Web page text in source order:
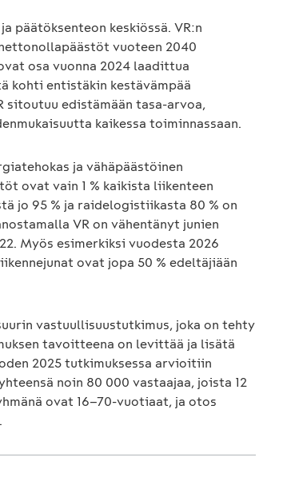
päätöksenteon keskiössä. VR:n
vuoteen 2040
osa vuonna 2024 laadittua
kohti entistäkin kestävämpää
sitoutuu edistämään tasa-arvoa,
kaikessa toiminnassaan.
ja vähäpäästöinen
ovat vain 1 % kaikista liikenteen
jo 95 % ja raidelogistiikasta 80 % on
VR on vähentänyt junien
Myös esimerkiksi vuodesta 2026
ovat jopa 50 % edeltäjiään
vastuullisuustutkimus, joka on tehty
tavoitteena on levittää ja lisätä
2025 tutkimuksessa arvioitiin
noin 80 000 vastaajaa, joista 12
ovat 16–70-vuotiaat, ja otos